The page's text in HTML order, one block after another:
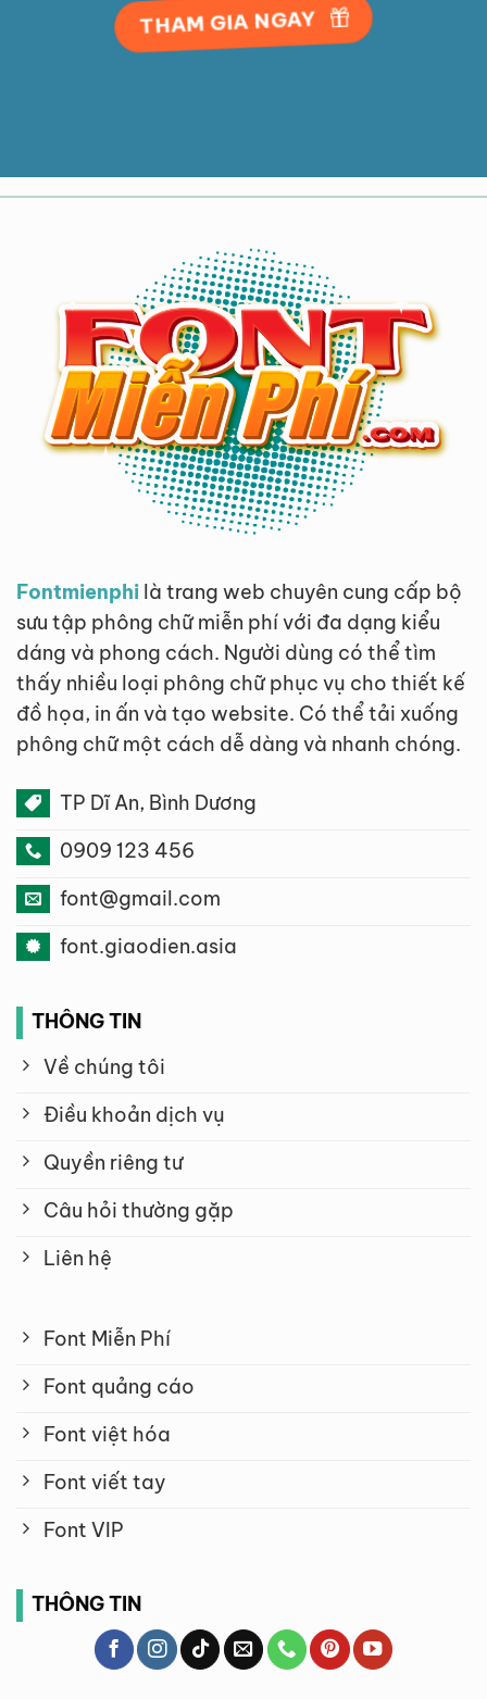
THAM GIA NGAY
Fontmienphi là trang web chuyên cung cấp bộ
sưu tập phông chữ miễn phí với đa dạng kiểu
dáng và phong cách. Người dùng có thể tìm
thấy nhiều loại phông chữ phục vụ cho thiết kế
đồ họa, in ấn và tạo website. Có thể tải xuống
phông chữ một cách dễ dàng và nhanh chóng.
TP Dĩ An, Bình Dương
0909 123 456
font@gmail.com
font.giaodien.asia
THÔNG TIN
Về chúng tôi
Điều khoản dịch vụ
Quyền riêng tư
Câu hỏi thường gặp
Liên hệ
Font Miễn Phí
Font quảng cáo
Font việt hóa
Font viết tay
Font VIP
THÔNG TIN